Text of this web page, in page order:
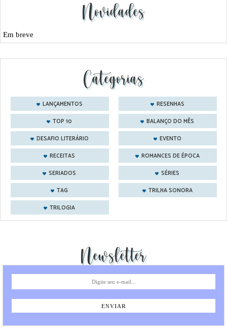
Novidades
Em breve
Categorias
LANÇAMENTOS
RESENHAS
TOP 10
BALANÇO DO MÊS
DESAFIO LITERÁRIO
EVENTO
RECEITAS
ROMANCES DE ÉPOCA
SERIADOS
SÉRIES
TAG
TRILHA SONORA
TRILOGIA
Newsletter